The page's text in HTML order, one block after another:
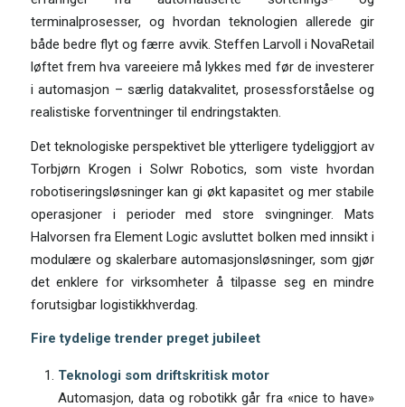
terminalprosesser, og hvordan teknologien allerede gir
både bedre flyt og færre avvik. Steffen Larvoll i NovaRetail
løftet frem hva vareeiere må lykkes med før de investerer
i automasjon – særlig datakvalitet, prosessforståelse og
realistiske forventninger til endringstakten.
Det teknologiske perspektivet ble ytterligere tydeliggjort av
Torbjørn Krogen i Solwr Robotics, som viste hvordan
robotiseringsløsninger kan gi økt kapasitet og mer stabile
operasjoner i perioder med store svingninger. Mats
Halvorsen fra Element Logic avsluttet bolken med innsikt i
modulære og skalerbare automasjonsløsninger, som gjør
det enklere for virksomheter å tilpasse seg en mindre
forutsigbar logistikkhverdag.
Fire tydelige trender preget jubileet
Teknologi som driftskritisk motor
Automasjon, data og robotikk går fra «nice to have»